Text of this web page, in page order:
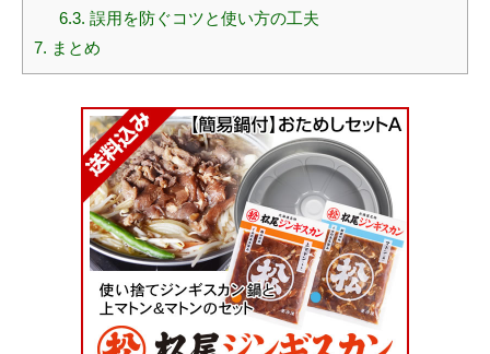
6.3. 誤用を防ぐコツと使い方の工夫
7. まとめ